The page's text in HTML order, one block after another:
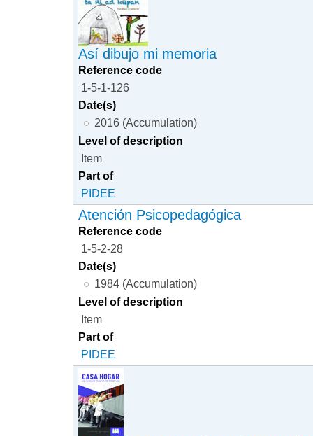
Así dibujo mi memoria
Reference code
1-5-1-126
Date(s)
2016 (Accumulation)
Level of description
Item
Part of
PIDEE
Atención Psicopedagógica
Reference code
1-5-2-28
Date(s)
1984 (Accumulation)
Level of description
Item
Part of
PIDEE